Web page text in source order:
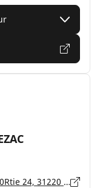
Zone Artisanale des Catalans A 64 - S0Rtie 24, 31220 LAVELANET DE COMMINGES